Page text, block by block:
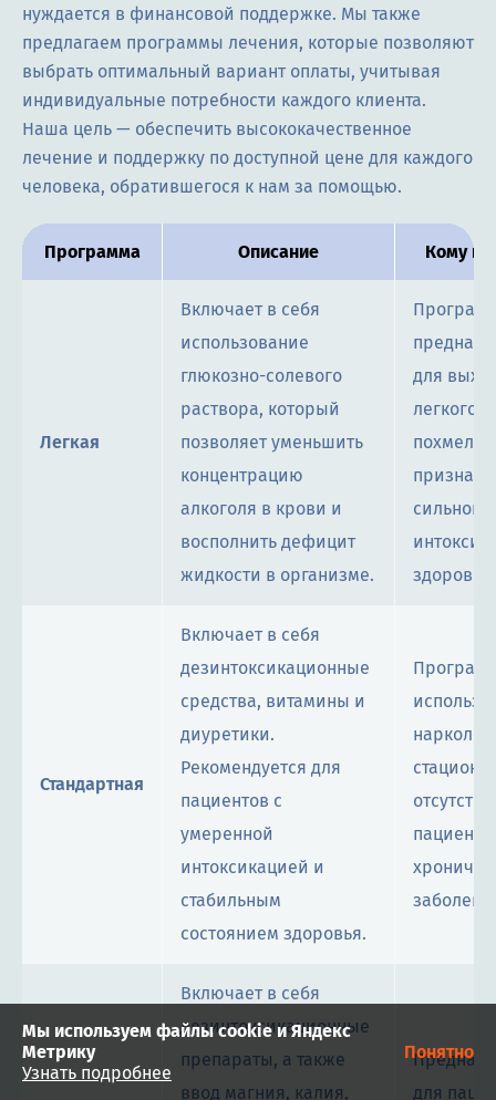
нуждается в финансовой поддержке. Мы также
предлагаем программы лечения, которые позволяют
выбрать оптимальный вариант оплаты, учитывая
индивидуальные потребности каждого клиента.
Наша цель — обеспечить высококачественное
лечение и поддержку по доступной цене для каждого
человека, обратившегося к нам за помощью.
Программа Описание Кому
Легкая
Включает в себя
использование
глюкозно-солевого
раствора, который
позволяет уменьшить
концентрацию
алкоголя в крови и
восполнить дефицит
жидкости в организме.
для
легкого
похмелья
сильной
Стандартная
Включает в себя
дезинтоксикационные
средства, витамины и
диуретики.
Рекомендуется для
пациентов с
умеренной
интоксикацией и
стабильным
состоянием здоровья.
пациента
Включает в себя
дезинтоксикационные
препараты, а также
ввод магния, калия,
для
Мы используем файлы cookie и Яндекс
Метрику
Узнать подробнее
Понятно